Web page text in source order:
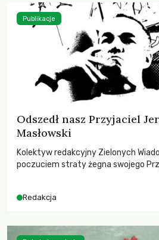
Odszedł nasz Przyjaciel
Masłowski
Kolektyw redakcyjny Zielonych
poczuciem straty żegna swojego
Redakcja
Publikacje